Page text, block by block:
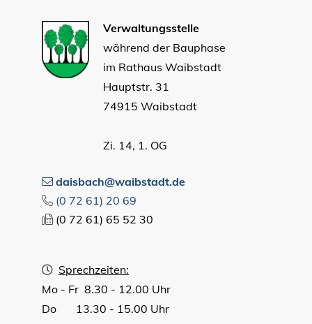
Verwaltungsstelle
während der Bauphase
im Rathaus Waibstadt
Hauptstr. 31
74915 Waibstadt
Zi. 14, 1. OG
daisbach@waibstadt.de
(0 72 61) 20 69
(0 72 61) 65 52 30
Sprechzeiten:
Mo - Fr 8.30 - 12.00 Uhr
Do 13.30 - 15.00 Uhr